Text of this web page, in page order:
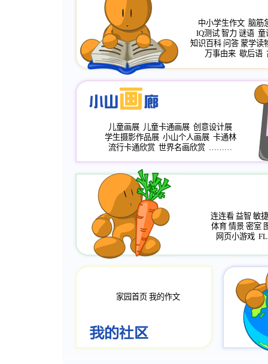
中小学生作文 脑筋
IQ测试 智力 谜语 童
知识百科 问答 蒙学读
万事由来 歇后语
儿童画展 儿童卡通画展 创意设计展
学生摄影作品展 小山个人画展 卡通林
流行卡通欣赏 世界名画欣赏 ………
连连看 益智 敏捷
体育 情景 密室
网页小游戏
家园首页 我的作文